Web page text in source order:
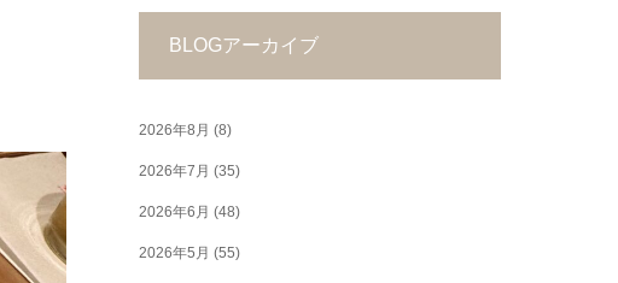
BLOGアーカイブ
2026年8月 (8)
2026年7月 (35)
2026年6月 (48)
2026年5月 (55)